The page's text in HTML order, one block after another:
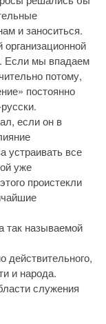
и заноситься.
Если мы впадаем
потому,
постоянно
если он в
устраивать все
уже
проистекли
так называемой
действительного,
и народа.
служения